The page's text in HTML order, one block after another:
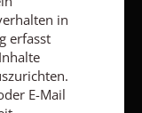
in
erfasst
E-Mail